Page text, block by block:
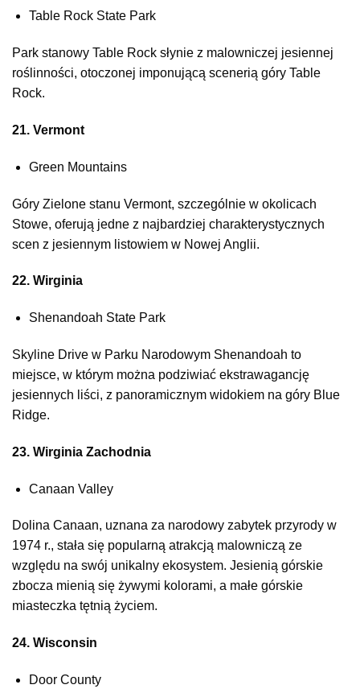
Table Rock State Park
Park stanowy Table Rock słynie z malowniczej jesiennej
roślinności, otoczonej imponującą scenerią góry Table
Rock.
21. Vermont
Green Mountains
Góry Zielone stanu Vermont, szczególnie w okolicach
Stowe, oferują jedne z najbardziej charakterystycznych
scen z jesiennym listowiem w Nowej Anglii.
22. Wirginia
Shenandoah State Park
Skyline Drive w Parku Narodowym Shenandoah to
miejsce, w którym można podziwiać ekstrawagancję
jesiennych liści, z panoramicznym widokiem na góry Blue
Ridge.
23. Wirginia Zachodnia
Canaan Valley
Dolina Canaan, uznana za narodowy zabytek przyrody w
1974 r., stała się popularną atrakcją malowniczą ze
względu na swój unikalny ekosystem. Jesienią górskie
zbocza mienią się żywymi kolorami, a małe górskie
miasteczka tętnią życiem.
24. Wisconsin
Door County